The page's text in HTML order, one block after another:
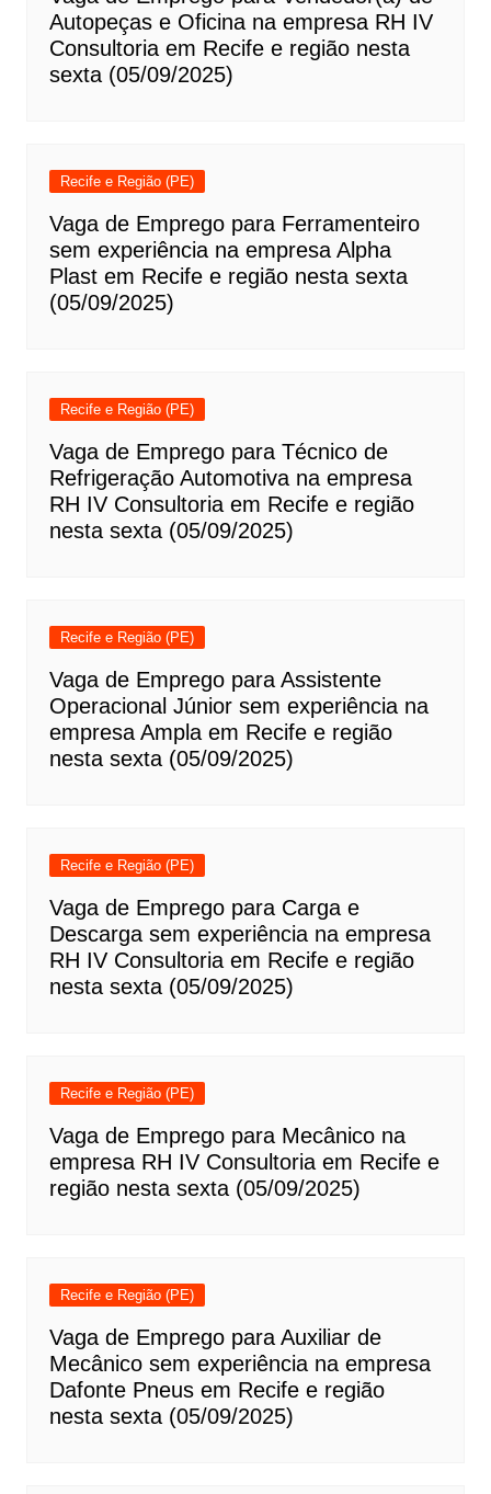
Autopeças e Oficina na empresa RH IV
Consultoria em Recife e região nesta
sexta (05/09/2025)
Recife e Região (PE)
Vaga de Emprego para Ferramenteiro
sem experiência na empresa Alpha
Plast em Recife e região nesta sexta
(05/09/2025)
Recife e Região (PE)
Vaga de Emprego para Técnico de
Refrigeração Automotiva na empresa
RH IV Consultoria em Recife e região
nesta sexta (05/09/2025)
Recife e Região (PE)
Vaga de Emprego para Assistente
Operacional Júnior sem experiência na
empresa Ampla em Recife e região
nesta sexta (05/09/2025)
Recife e Região (PE)
Vaga de Emprego para Carga e
Descarga sem experiência na empresa
RH IV Consultoria em Recife e região
nesta sexta (05/09/2025)
Recife e Região (PE)
Vaga de Emprego para Mecânico na
empresa RH IV Consultoria em Recife e
região nesta sexta (05/09/2025)
Recife e Região (PE)
Vaga de Emprego para Auxiliar de
Mecânico sem experiência na empresa
Dafonte Pneus em Recife e região
nesta sexta (05/09/2025)